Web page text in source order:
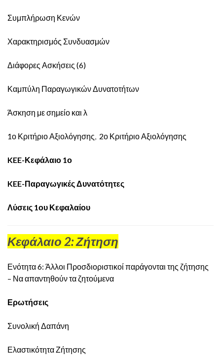
Συμπλήρωση Κενών
Χαρακτηρισμός Συνδυασμών
Διάφορες Ασκήσεις (6)
Καμπύλη Παραγωγικών Δυνατοτήτων
Άσκηση με σημείο και λ
1ο Κριτήριο Αξιολόγησης, 2ο Κριτήριο Αξιολόγησης
KEE-Κεφάλαιο 1ο
KEE-Παραγωγικές Δυνατότητες
Λύσεις 1ου Κεφαλαίου
Κεφάλαιο 2: Ζήτηση
Ενότητα 6: Άλλοι Προσδιοριστικοί παράγονται της ζήτησης
– Να απαντηθούν τα ζητούμενα
Ερωτήσεις
Συνολική Δαπάνη
Ελαστικότητα Ζήτησης